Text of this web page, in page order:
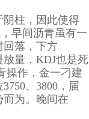
柱，因此使得
早间沥青虽有一
回落，下方
量，KDJ也是死
操作，金一刁建
、3800，届
为。晚间在